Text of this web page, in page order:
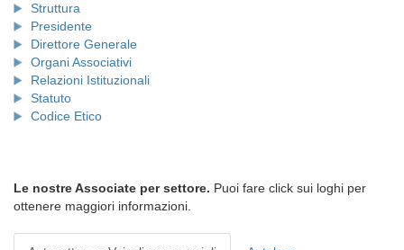
Struttura
Presidente
Direttore Generale
Organi Associativi
Relazioni Istituzionali
Statuto
Codice Etico
Le nostre Associate per settore. Puoi fare click sui loghi per
ottenere maggiori informazioni.